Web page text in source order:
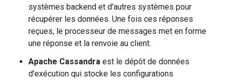
systèmes backend et d'autres systèmes pour
récupérer les données. Une fois ces réponses
reçues, le processeur de messages met en forme
une réponse et la renvoie au client.
Apache Cassandra est le dépôt de données
d'exécution qui stocke les configurations